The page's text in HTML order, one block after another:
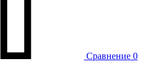
Сравнение 0